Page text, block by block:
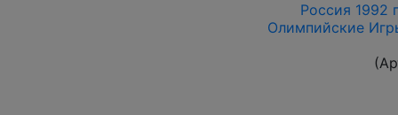
Россия 1992
Олимпийские